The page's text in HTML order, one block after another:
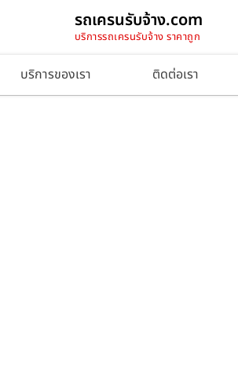
รถเครนรับจ้าง.com
บริการรถเครนรับจ้าง ราคาถูก
บริการของเรา ติดต่อเรา